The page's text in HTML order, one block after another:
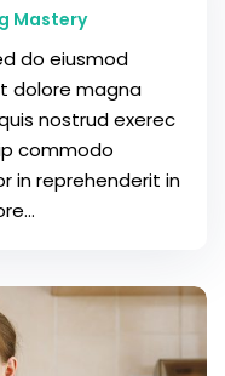
Mastery
do eiusmod
dolore magna
nostrud exerec
commodo
in reprehenderit in